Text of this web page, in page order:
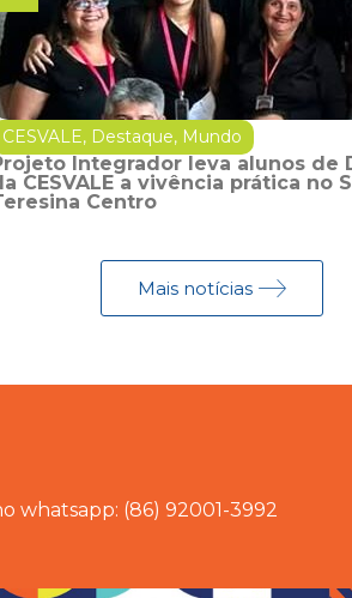
CESVALE, Destaque, Mundo
Integrador leva alunos de
CESVALE a vivência prática no
Centro
Mais notícias
whatsapp: (86) 92001-3992